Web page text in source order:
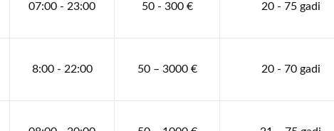
07:00 - 23:00 50 - 300 € 20 - 75 gadi
8:00 - 22:00 50 – 3000 € 20 - 70 gadi